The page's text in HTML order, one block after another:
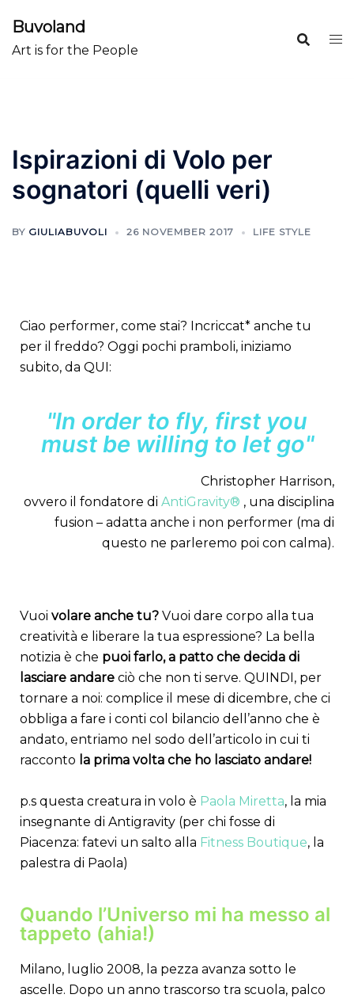
Buvoland
Art is for the People
Ispirazioni di Volo per
sognatori (quelli veri)
BY GIULIABUVOLI 26 NOVEMBER 2017 LIFE STYLE
Ciao performer, come stai? Incriccat* anche tu
per il freddo? Oggi pochi pramboli, iniziamo
subito, da QUI:
"In order to fly, first you
must be willing to let go"
Christopher Harrison,
ovvero il fondatore di AntiGravity® , una disciplina
fusion – adatta anche i non performer (ma di
questo ne parleremo poi con calma).
Vuoi volare anche tu? Vuoi dare corpo alla tua
creatività e liberare la tua espressione? La bella
notizia è che puoi farlo, a patto che decida di
lasciare andare ciò che non ti serve. QUINDI, per
tornare a noi: complice il mese di dicembre, che ci
obbliga a fare i conti col bilancio dell’anno che è
andato, entriamo nel sodo dell’articolo in cui ti
racconto la prima volta che ho lasciato andare!
p.s questa creatura in volo è Paola Miretta, la mia
insegnante di Antigravity (per chi fosse di
Piacenza: fatevi un salto alla Fitness Boutique, la
palestra di Paola)
Quando l’Universo mi ha messo al
tappeto (ahia!)
Milano, luglio 2008, la pezza avanza sotto le
ascelle. Dopo un anno trascorso tra scuola, palco